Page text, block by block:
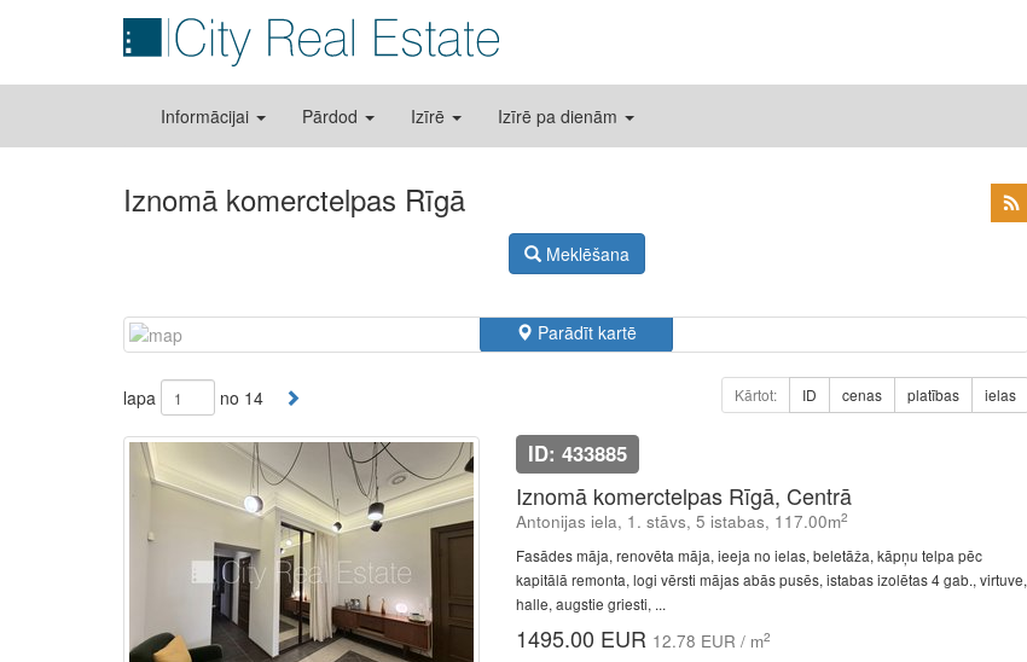
Informācijai Pārdod Izīrē Izīrē pa dienām
Iznomā komerctelpas Rīgā
Meklēšana
Parādīt kartē
lapa no 14 Kārtot: ID cenas platības ielas
ID: 433885
Iznomā komerctelpas Rīgā, Centrā
Antonijas iela, 1. stāvs, 5 istabas, 117.00m2
Fasādes māja, renovēta māja, ieeja no ielas, beletāža, kāpņu telpa pēc
kapitālā remonta, logi vērsti mājas abās pusēs, istabas izolētas 4 gab., virtuve,
halle, augstie griesti, ...
1495.00 EUR 12.78 EUR / m2